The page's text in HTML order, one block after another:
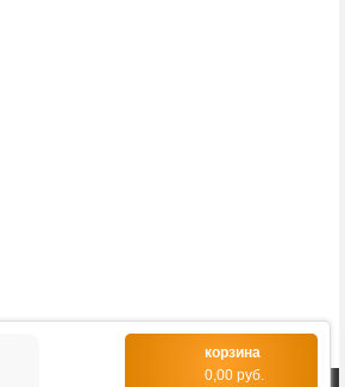
корзина
0,00 руб.